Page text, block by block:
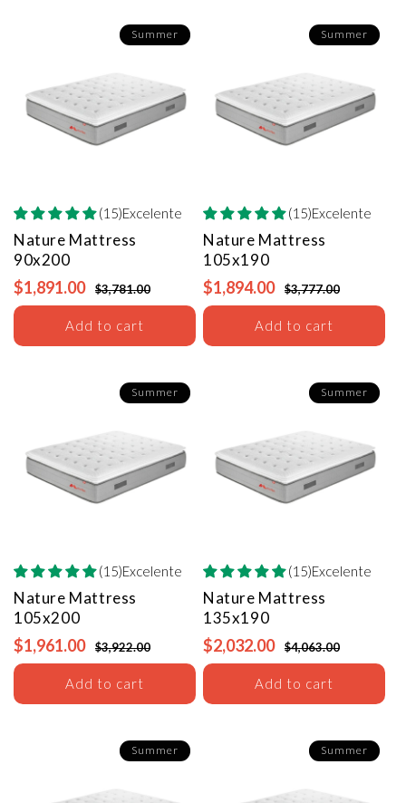
Summer
(15)Excelente
Nature Mattress
90x200
$1,891.00 $3,781.00
Add to cart
Summer
(15)Excelente
Nature Mattress
105x190
$1,894.00 $3,777.00
Add to cart
Summer
(15)Excelente
Nature Mattress
105x200
$1,961.00 $3,922.00
Add to cart
Summer
(15)Excelente
Nature Mattress
135x190
$2,032.00 $4,063.00
Add to cart
Summer Summer